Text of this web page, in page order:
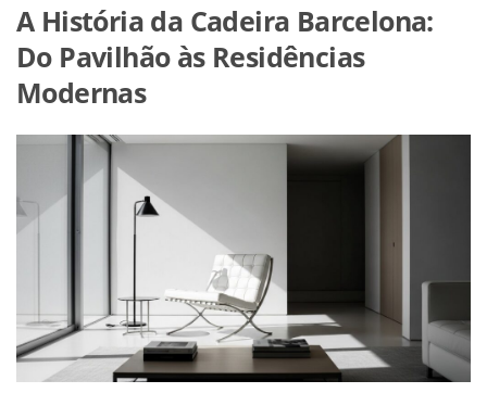
A História da Cadeira Barcelona:
Do Pavilhão às Residências
Modernas